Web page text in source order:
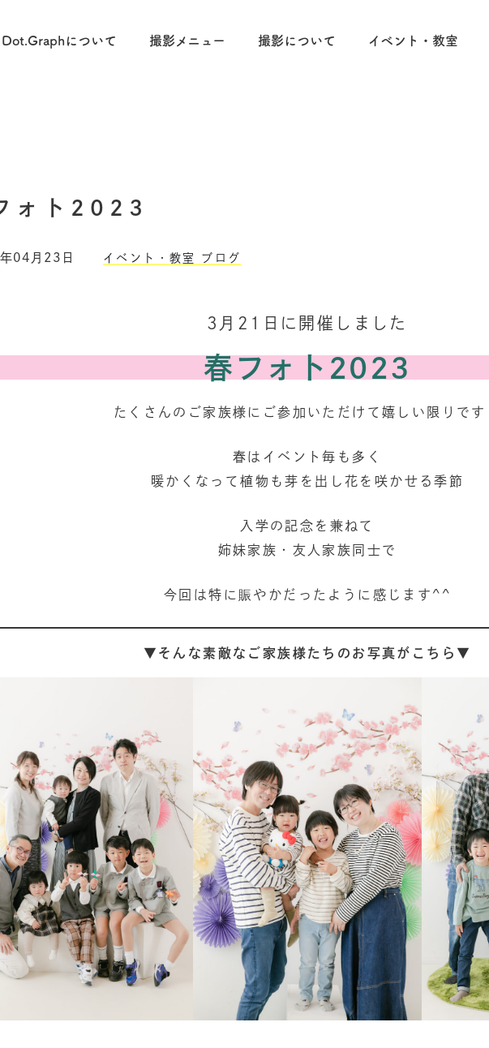
Dot.Graphについて 撮影メニュー 撮影について イベント・教室
ォト2023
04月23日 イベント・教室 ブログ
3月21日に開催しました
春フォト2023
たくさんのご家族様にご参加いただけて嬉しい限りで
春はイベント毎も多く
暖かくなって植物も芽を出し花を咲かせる季節
入学の記念を兼ねて
姉妹家族・友人家族同士で
今回は特に賑やかだったように感じます^^
▼そんな素敵なご家族様たちのお写真がこちら▼